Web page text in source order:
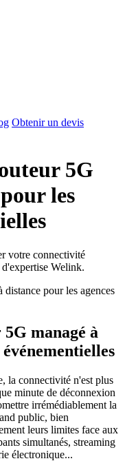
Obtenir un devis
5G
les
votre connectivité
Welink.
managé à
la connectivité n'est plus
minute de déconnexion
irrémédiablement la
public, bien
leurs limites face aux
simultanés, streaming
électronique...